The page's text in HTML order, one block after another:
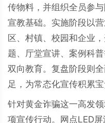
传物料，并组织全员参
宣教基础。实施阶段以
区、村镇、校园和企业
题、厅堂宣讲、案例科
双向教育。复盘阶段则
足，为常态化宣传积累宝
针对黄金诈骗这一高发
项宣传行动。网点LED